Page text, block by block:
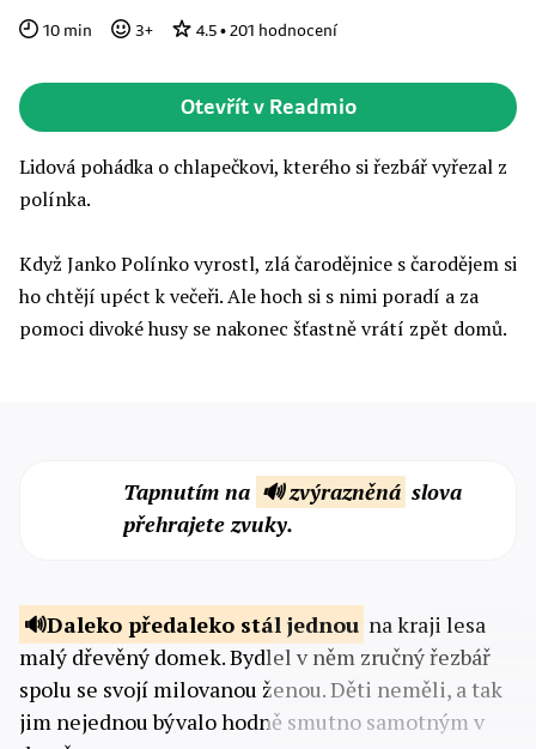
10 min 3+ 4.5 • 201 hodnocení
Otevřít v Readmio
Lidová pohádka o chlapečkovi, kterého si řezbář vyřezal z
polínka.
Když Janko Polínko vyrostl, zlá čarodějnice s čarodějem si
ho chtějí upéct k večeři. Ale hoch si s nimi poradí a za
pomoci divoké husy se nakonec šťastně vrátí zpět domů.
Tapnutím na 🔊 zvýrazněná slova
přehrajete zvuky.
Daleko předaleko stál jednou na kraji lesa
malý dřevěný domek. Bydlel v něm zručný řezbář
spolu se svojí milovanou ženou. Děti neměli, a tak
jim nejednou bývalo hodně smutno samotným v